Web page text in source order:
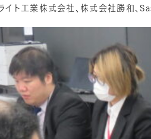
イト工業株式会社、株式会社勝和